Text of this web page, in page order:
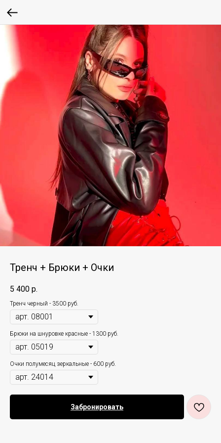
Тренч + Брюки + Очки
5 400 р.
Тренч черный - 3500 руб.
Брюки на шнуровке красные - 1300 руб.
Очки полумесяц зеркальные - 600 руб.
Забронировать